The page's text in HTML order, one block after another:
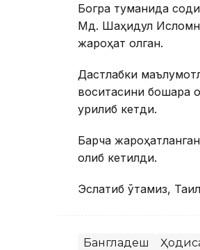
Богра туманида
Мд. Шаҳидул
жароҳат олган.
Дастлабки
воситасини бошқара
урилиб кетди.
Барча
олиб кетилди.
Эслатиб ўтамиз,
Бангладеш